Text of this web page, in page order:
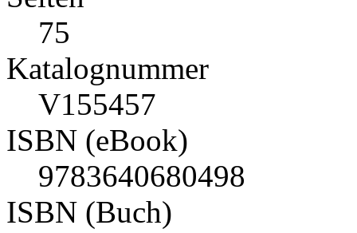
75
Katalognummer
V155457
ISBN (eBook)
9783640680498
ISBN (Buch)